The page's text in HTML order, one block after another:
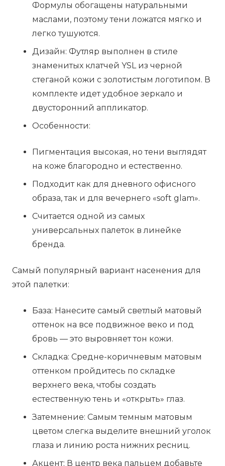
Формулы обогащены натуральными
маслами, поэтому тени ложатся мягко и
легко тушуются.
Дизайн: Футляр выполнен в стиле
знаменитых клатчей YSL из черной
стеганой кожи с золотистым логотипом. В
комплекте идет удобное зеркало и
двусторонний аппликатор.
Особенности:
Пигментация высокая, но тени выглядят
на коже благородно и естественно.
Подходит как для дневного офисного
образа, так и для вечернего «soft glam».
Считается одной из самых
универсальных палеток в линейке
бренда.
Самый популярный вариант насенения для
этой палетки:
База: Нанесите самый светлый матовый
оттенок на все подвижное веко и под
бровь — это выровняет тон кожи.
Складка: Средне-коричневым матовым
оттенком пройдитесь по складке
верхнего века, чтобы создать
естественную тень и «открыть» глаз.
Затемнение: Самым темным матовым
цветом слегка выделите внешний уголок
глаза и линию роста нижних ресниц.
Акцент: В центр века пальцем добавьте